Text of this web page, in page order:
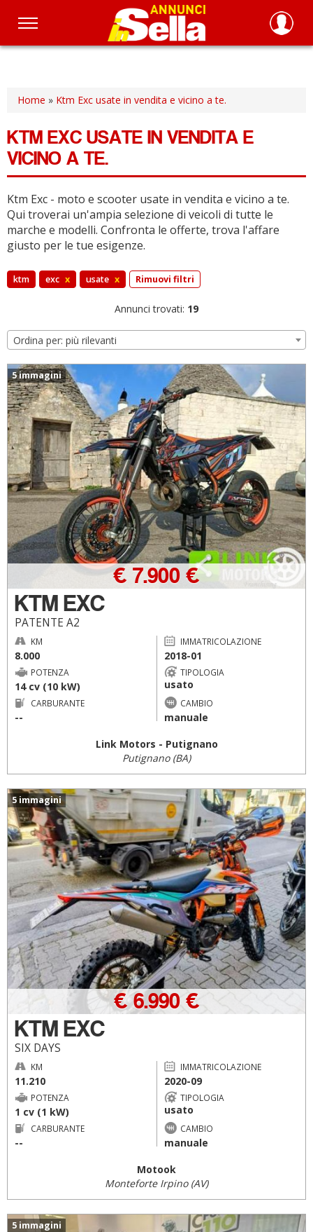
Salta
principale
Home » Ktm Exc usate in vendita e vicino a te.
KTM EXC USATE IN VENDITA E
VICINO A TE.
Ktm Exc - moto e scooter usate in vendita e vicino a te.
Qui troverai un'ampia selezione di veicoli di tutte le
marche e modelli. Confronta le offerte, trova l'affare
giusto per le tue esigenze.
ktm exc x usate x Rimuovi filtri
Annunci trovati: 19
Ordina per: più rilevanti
5 immagini
KTM EXC
PATENTE A2
€ 7.900 €
KM
8.000
IMMATRICOLAZIONE
2018-01
POTENZA
14 cv (10 kW)
TIPOLOGIA
usato
CARBURANTE
--
CAMBIO
manuale
Link Motors - Putignano
Putignano (BA)
5 immagini
KTM EXC
SIX DAYS
€ 6.990 €
KM
11.210
IMMATRICOLAZIONE
2020-09
POTENZA
1 cv (1 kW)
TIPOLOGIA
usato
CARBURANTE
--
CAMBIO
manuale
Motook
Monteforte Irpino (AV)
5 immagini